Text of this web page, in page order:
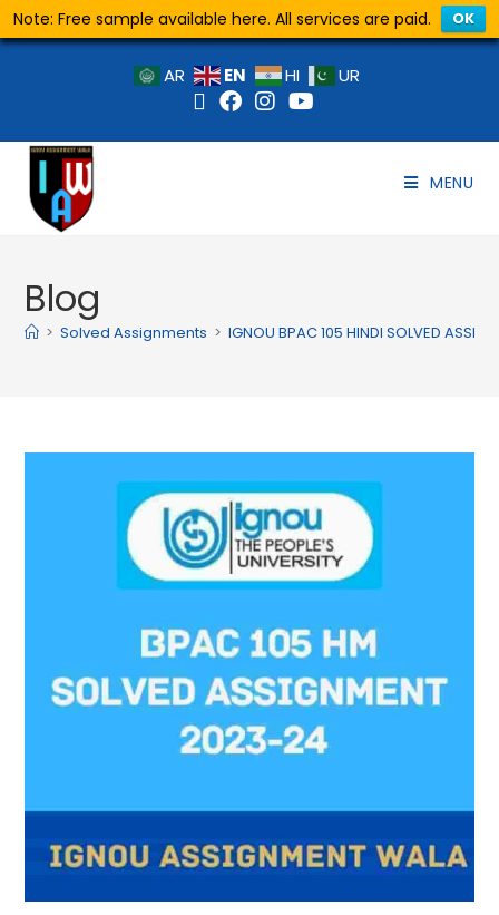
Note: Free sample available here. All services are paid. OK
AR EN HI UR
MENU
Blog
> Solved Assignments > IGNOU BPAC 105 HINDI SOLVED